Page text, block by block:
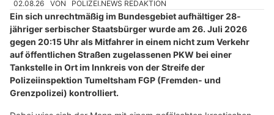
02.08.26 VON POLIZEI.NEWS REDAKTION
Ein sich unrechtmäßig im Bundesgebiet aufhältiger 28-
jähriger serbischer Staatsbürger wurde am 26. Juli 2026
gegen 20:15 Uhr als Mitfahrer in einem nicht zum Verkehr
auf öffentlichen Straßen zugelassenen PKW bei einer
Tankstelle in Ort im Innkreis von der Streife der
Polizeiinspektion Tumeltsham FGP (Fremden- und
Grenzpolizei) kontrolliert.